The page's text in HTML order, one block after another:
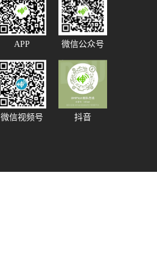
APP 微信公众号
微信视频号 抖音